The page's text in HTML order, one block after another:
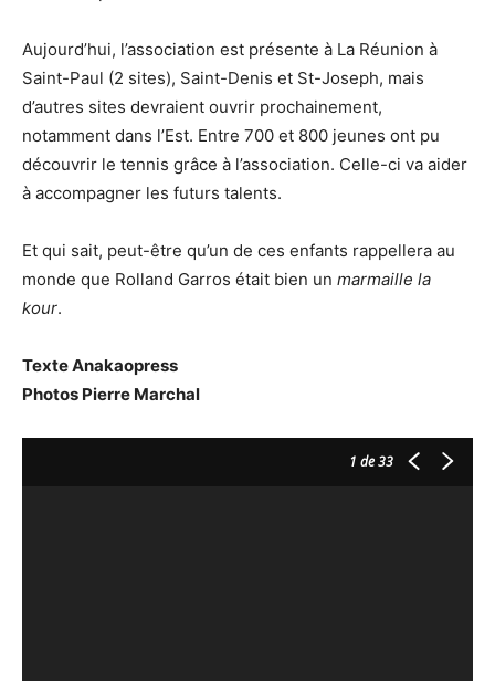
Aujourd’hui, l’association est présente à La Réunion à
Saint-Paul (2 sites), Saint-Denis et St-Joseph, mais
d’autres sites devraient ouvrir prochainement,
notamment dans l’Est. Entre 700 et 800 jeunes ont pu
découvrir le tennis grâce à l’association. Celle-ci va aider
à accompagner les futurs talents.
Et qui sait, peut-être qu’un de ces enfants rappellera au
monde que Rolland Garros était bien un marmaille la
kour.
Texte Anakaopress
Photos Pierre Marchal
1 de 33